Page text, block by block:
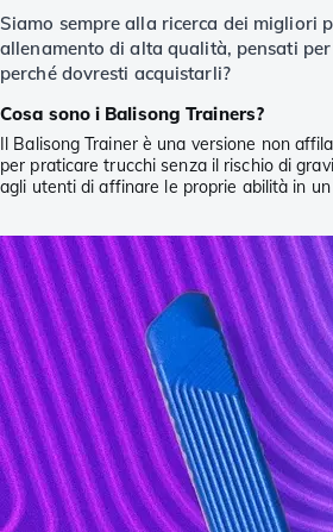
Siamo sempre alla ricerca dei migliori
allenamento di alta qualità, pensati
perché dovresti acquistarli?
Cosa sono i Balisong Trainers?
Il Balisong Trainer è una versione non
per praticare trucchi senza il rischio di
agli utenti di affinare le proprie abilità in